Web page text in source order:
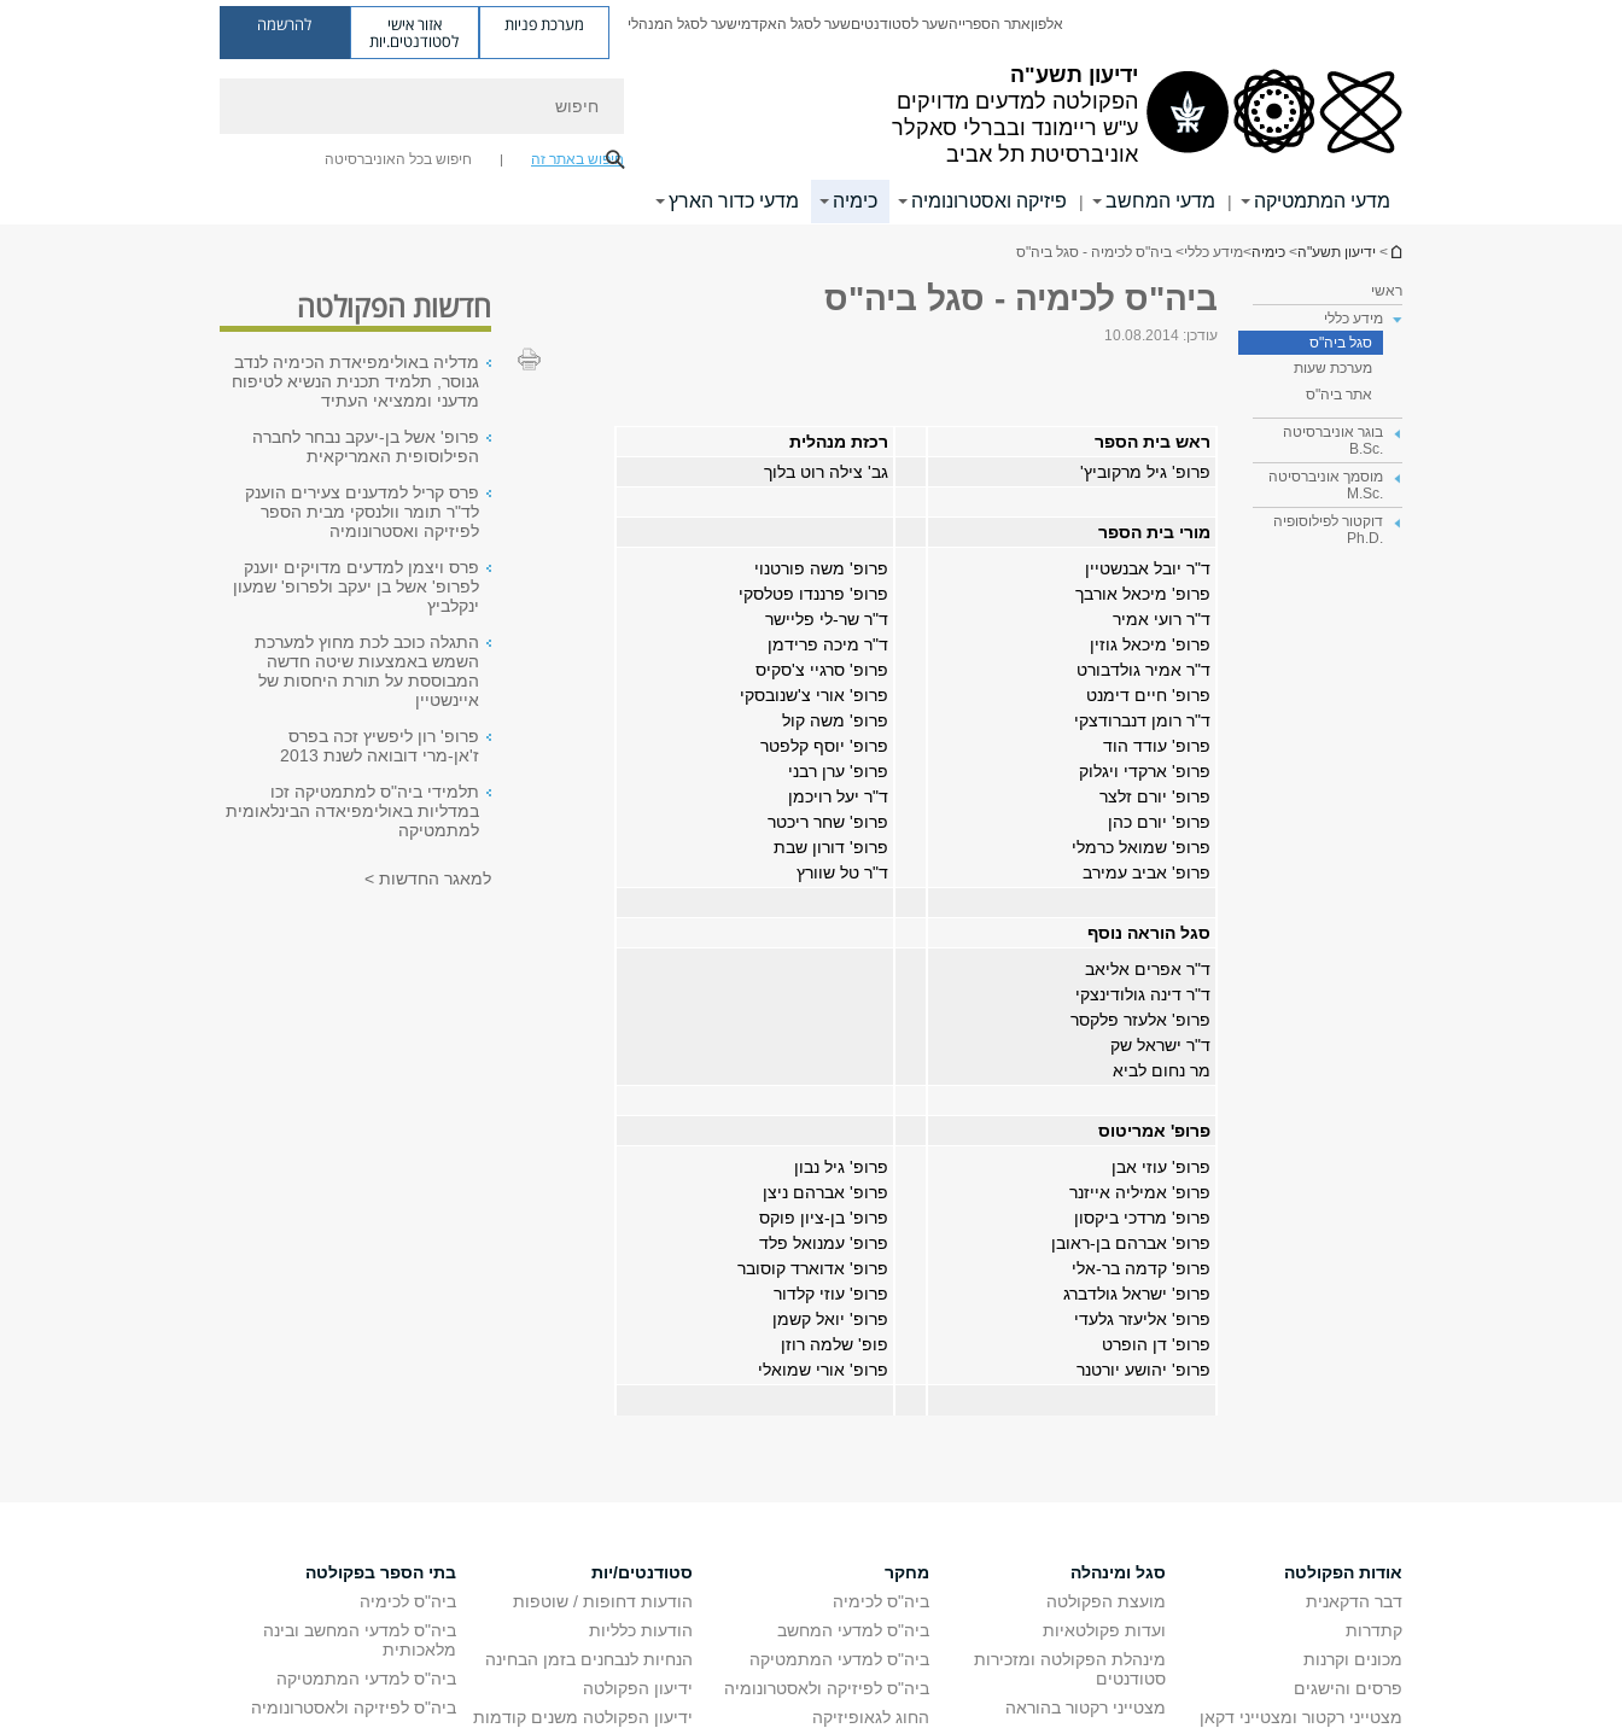
ידיעון תשע"ה
הפקולטה למדעים מדויקים
ע"ש ריימונד ובברלי סאקלר
אוניברסיטת תל אביב
אלפוןאתר הספרייהשער לסטודנטיםשער לסגל האקדמישער לסגל המנהלי מערכת פניות אזור אישי
לסטודנטים.יות
להרשמה
חיפוש באתר זה חיפוש בכל האוניברסיטה
מדעי המתמטיקה | מדעי המחשב | פיזיקה ואסטרונומיה כימיה מדעי כדור הארץ
הינך נמצא כאן
> ידיעון תשע"ה> כימיה>מידע כללי> ביה"ס לכימיה - סגל ביה"ס
ראשי
מידע כללי
סגל ביה"ס
מערכת שעות
אתר ביה"ס
בוגר אוניברסיטה
.B.Sc
מוסמך אוניברסיטה
.M.Sc
דוקטור לפילוסופיה
.Ph.D
ביה"ס לכימיה - סגל ביה"ס
עודכן: 10.08.2014
ראש בית הספר
רכזת מנהלית
פרופ' גיל מרקוביץ'
גב' צילה רוט בלוך
מורי בית הספר
ד"ר יובל אבנשטיין
פרופ' מיכאל אורבך
ד"ר רועי אמיר
פרופ' מיכאל גוזין
ד"ר אמיר גולדבורט
פרופ' חיים דימנט
ד"ר רומן דנברודצקי
פרופ' עודד הוד
פרופ' ארקדי ויגלוק
פרופ' יורם זלצר
פרופ' יורם כהן
פרופ' שמואל כרמלי
פרופ' אביב עמירב
פרופ' משה פורטנוי
פרופ' פרננדו פטלסקי
ד"ר שר-לי פליישר
ד"ר מיכה פרידמן
פרופ' סרגיי צ'סקיס
פרופ' אורי צ'שנובסקי
פרופ' משה קול
פרופ' יוסף קלפטר
פרופ' ערן רבני
ד"ר יעל רויכמן
פרופ' שחר ריכטר
פרופ' דורון שבת
ד"ר טל שוורץ
סגל הוראה נוסף
ד"ר אפרים אליאב
ד"ר דינה גולודינצקי
פרופ' אלעזר פלקסר
ד"ר ישראל שק
מר נחום לביא
פרופ' אמריטוס
פרופ' עוזי אבן
פרופ' אמיליה אייזנר
פרופ' מרדכי ביקסון
פרופ' אברהם בן-ראובן
פרופ' קדמה בר-אלי
פרופ' ישראל גולדברג
פרופ' אליעזר גלעדי
פרופ' דן הופרט
פרופ' יהושע יורטנר
פרופ' גיל נבון
פרופ' אברהם ניצן
פרופ' בן-ציון פוקס
פרופ' עמנואל פלד
פרופ' אדוארד קוסובר
פרופ' עוזי קלדור
פרופ' יואל קשמן
פופ' שלמה רוזן
פרופ' אורי שמואלי
חדשות הפקולטה
מדליה באולימפיאדת הכימיה לנדב
גנוסר, תלמיד תכנית הנשיא לטיפוח
מדעני וממציאי העתיד
פרופ' אשל בן-יעקב נבחר לחברה
הפילוסופית האמריקאית
פרס קריל למדענים צעירים הוענק
לד"ר תומר וולנסקי מבית הספר
לפיזיקה ואסטרונומיה
פרס ויצמן למדעים מדויקים יוענק
לפרופ' אשל בן יעקב ולפרופ' שמעון
ינקלביץ
התגלה כוכב לכת מחוץ למערכת
השמש באמצעות שיטה חדשה
המבוססת על תורת היחסות של
איינשטיין
פרופ' רון ליפשיץ זכה בפרס
ז'אן-מרי דובואה לשנת 2013
תלמידי ביה"ס למתמטיקה זכו
במדליות באולימפיאדה הבינלאומית
למתמטיקה
למאגר החדשות >
אודות הפקולטה
דבר הדקאנית
קתדרות
מכונים וקרנות
פרסים והישגים
מצטייני רקטור ומצטייני דקאן
סגל ומינהלה
מועצת הפקולטה
ועדות פקולטאיות
מינהלת הפקולטה ומזכירות
סטודנטים
מצטייני רקטור בהוראה
מחקר
ביה"ס לכימיה
ביה"ס למדעי המחשב
ביה"ס למדעי המתמטיקה
ביה"ס לפיזיקה ולאסטרונומיה
החוג לגאופיזיקה
סטודנטים/יות
הודעות דחופות / שוטפות
הודעות כלליות
הנחיות לנבחנים בזמן הבחינה
ידיעון הפקולטה
ידיעון הפקולטה משנים קודמות
בתי הספר בפקולטה
ביה"ס לכימיה
ביה"ס למדעי המחשב ובינה
מלאכותית
ביה"ס למדעי המתמטיקה
ביה"ס לפיזיקה ולאסטרונומיה